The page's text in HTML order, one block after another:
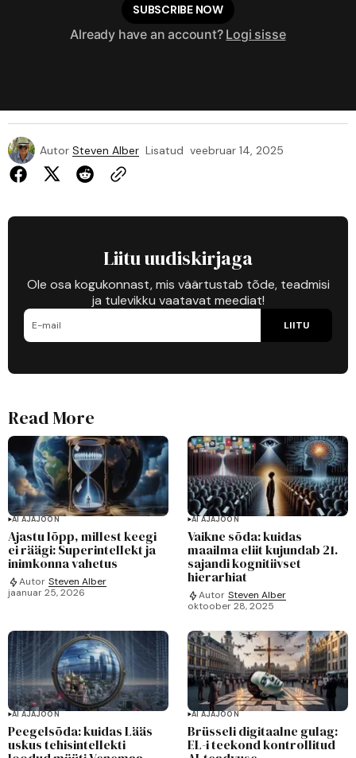
SUBSCRIBE NOW
Already have an account? Logi sisse
Autor Steven Alber Lisatud veebruar 14, 2025
Liitu uudiskirjaga
Ole osa kogukonnast, mis väärtustab tõde, teadmisi
ja tulevikku vaatavat meediat!
LIITU
Read More
AI AJAJOON
Ajastu lõpp, millest keegi
ei räägi: Superintellekt ja
inimkonna vahetus
Autor Steven Alber
jaanuar 25, 2026
AI AJAJOON
Vaikne sõda: kuidas
maailma eliit kujundab 21.
sajandi kognitiivset
hierarhiat
Autor Steven Alber
oktoober 28, 2025
AI AJAJOON
Peegelsõda: kuidas Lääs
uskus tehisintellekti
AI AJAJOON
Brüsseli digitaalne gulag:
EL-i teekond kontrollitud